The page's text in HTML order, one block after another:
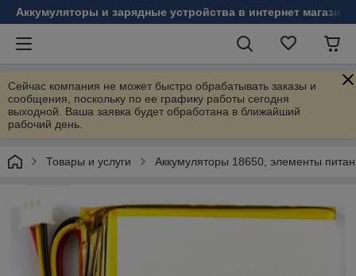
Аккумуляторы и зарядные устройства в интернет магазине
Сейчас компания не может быстро обрабатывать заказы и
сообщения, поскольку по ее графику работы сегодня
выходной. Ваша заявка будет обработана в ближайший
рабочий день.
Товары и услуги Аккумуляторы 18650, элементы